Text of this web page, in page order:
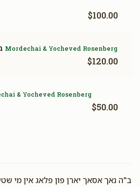
$100.00
Mordechai & Yocheved Rosenberg
$120.00
& Yocheved Rosenberg
$50.00
ב"ה נאך אסאך יארן פון פלאג אין מי